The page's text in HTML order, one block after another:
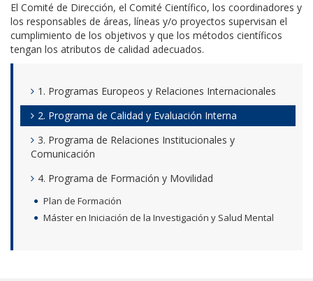
El Comité de Dirección, el Comité Científico, los coordinadores y
los responsables de áreas, líneas y/o proyectos supervisan el
cumplimiento de los objetivos y que los métodos científicos
tengan los atributos de calidad adecuados.
1. Programas Europeos y Relaciones Internacionales
2. Programa de Calidad y Evaluación Interna
3. Programa de Relaciones Institucionales y
Comunicación
4. Programa de Formación y Movilidad
Plan de Formación
Máster en Iniciación de la Investigación y Salud Mental